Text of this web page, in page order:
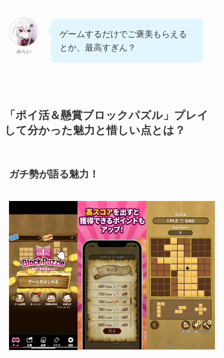
みらい
ゲームするだけでご褒美もらえる
とか、最高すぎん？
「ポイ活＆懸賞ブロックパズル」プレイ
して分かった魅力と惜しい点とは？
ガチ勢が語る魅力！